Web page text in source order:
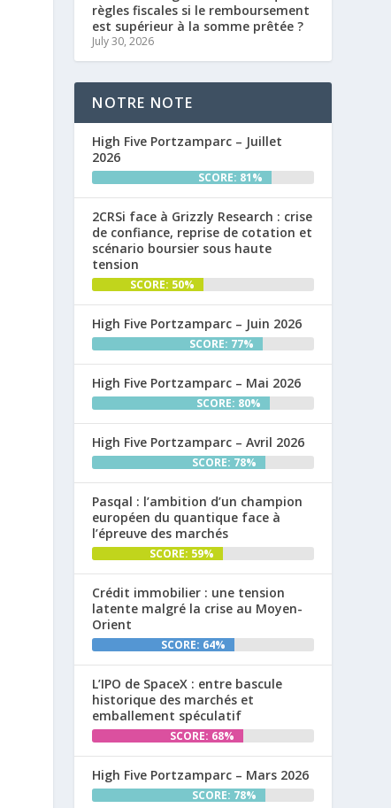
règles fiscales si le remboursement
est supérieur à la somme prêtée ?
July 30, 2026
NOTRE NOTE
High Five Portzamparc – Juillet
2026
SCORE: 81%
2CRSi face à Grizzly Research : crise
de confiance, reprise de cotation et
scénario boursier sous haute
tension
SCORE: 50%
High Five Portzamparc – Juin 2026
SCORE: 77%
High Five Portzamparc – Mai 2026
SCORE: 80%
High Five Portzamparc – Avril 2026
SCORE: 78%
Pasqal : l’ambition d’un champion
européen du quantique face à
l’épreuve des marchés
SCORE: 59%
Crédit immobilier : une tension
latente malgré la crise au Moyen-
Orient
SCORE: 64%
L’IPO de SpaceX : entre bascule
historique des marchés et
emballement spéculatif
SCORE: 68%
High Five Portzamparc – Mars 2026
SCORE: 78%